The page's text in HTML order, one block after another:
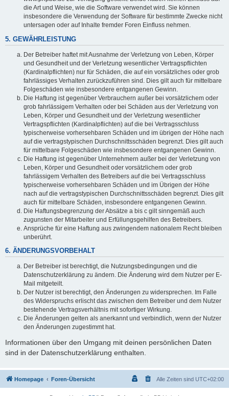
die Art und Weise, wie die Software verwendet wird. Sie können
insbesondere die Verwendung der Software für bestimmte Zwecke nicht
untersagen oder auf Inhalte fremder Foren Einfluss nehmen.
5. GEWÄHRLEISTUNG
Der Betreiber haftet mit Ausnahme der Verletzung von Leben, Körper
und Gesundheit und der Verletzung wesentlicher Vertragspflichten
(Kardinalpflichten) nur für Schäden, die auf ein vorsätzliches oder grob
fahrlässiges Verhalten zurückzuführen sind. Dies gilt auch für mittelbare
Folgeschäden wie insbesondere entgangenen Gewinn.
Die Haftung ist gegenüber Verbrauchern außer bei vorsätzlichem oder
grob fahrlässigem Verhalten oder bei Schäden aus der Verletzung von
Leben, Körper und Gesundheit und der Verletzung wesentlicher
Vertragspflichten (Kardinalpflichten) auf die bei Vertragsschluss
typischerweise vorhersehbaren Schäden und im übrigen der Höhe nach
auf die vertragstypischen Durchschnittsschäden begrenzt. Dies gilt auch
für mittelbare Folgeschäden wie insbesondere entgangenen Gewinn.
Die Haftung ist gegenüber Unternehmern außer bei der Verletzung von
Leben, Körper und Gesundheit oder vorsätzlichem oder grob
fahrlässigem Verhalten des Betreibers auf die bei Vertragsschluss
typischerweise vorhersehbaren Schäden und im Übrigen der Höhe
nach auf die vertragstypischen Durchschnittsschäden begrenzt. Dies gilt
auch für mittelbare Schäden, insbesondere entgangenen Gewinn.
Die Haftungsbegrenzung der Absätze a bis c gilt sinngemäß auch
zugunsten der Mitarbeiter und Erfüllungsgehilfen des Betreibers.
Ansprüche für eine Haftung aus zwingendem nationalem Recht bleiben
unberührt.
6. ÄNDERUNGSVORBEHALT
Der Betreiber ist berechtigt, die Nutzungsbedingungen und die
Datenschutzerklärung zu ändern. Die Änderung wird dem Nutzer per E-
Mail mitgeteilt.
Der Nutzer ist berechtigt, den Änderungen zu widersprechen. Im Falle
des Widerspruchs erlischt das zwischen dem Betreiber und dem Nutzer
bestehende Vertragsverhältnis mit sofortiger Wirkung.
Die Änderungen gelten als anerkannt und verbindlich, wenn der Nutzer
den Änderungen zugestimmt hat.
Informationen über den Umgang mit deinen persönlichen Daten
sind in der Datenschutzerklärung enthalten.
Homepage Foren-Übersicht Alle Zeiten sind UTC+02:00